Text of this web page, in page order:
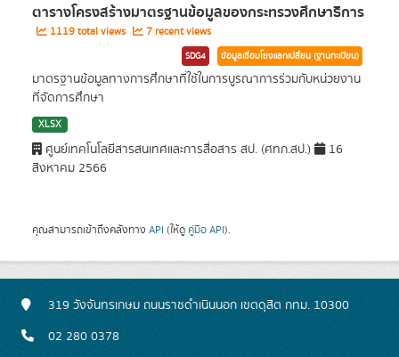
ตารางโครงสร้างมาตรฐานข้อมูลของกระทรวงศึกษาธิการ
1119 total views 7 recent views
SDG4 ข้อมูลเชื่อมโยงแลกเปลี่ยน (ฐานทะเบียน)
มาตรฐานข้อมูลทางการศึกษาที่ใช้ในการบูรณาการร่วมกับหน่วยงาน
ที่จัดการศึกษา
XLSX
ศูนย์เทคโนโลยีสารสนเทศและการสื่อสาร สป. (ศทก.สป.)
16
สิงหาคม 2566
คุณสามารถเข้าถึงคลังทาง API (ให้ดู คู่มือ API).
319 วังจันทรเกษม ถนนราชดำเนินนอก เขตดุสิต กทม. 10300
02 280 0378